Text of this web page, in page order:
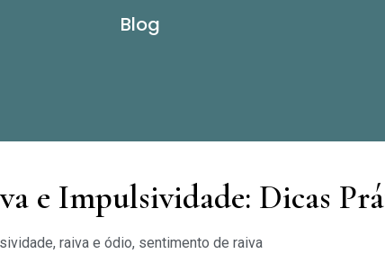
Blog
e Impulsividade: Dicas
, raiva e ódio, sentimento de raiva